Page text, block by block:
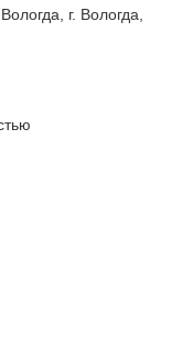
г. Вологда,